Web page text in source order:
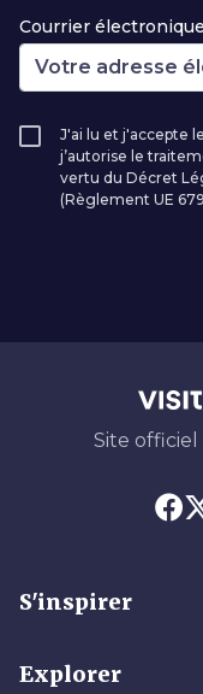
Courrier
J'ai lu et j'accepte le
j’autorise le
vertu du Décret
(Règlement UE
Site officiel
S'inspirer
Explorer